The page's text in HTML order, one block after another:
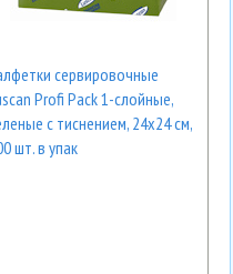
сервировочные
Profi Pack 1-слойные,
с тиснением, 24x24 см,
шт. в упак